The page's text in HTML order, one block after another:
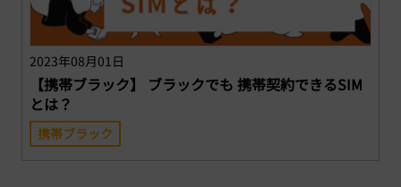
2023年08月01日
【携帯ブラック】 ブラックでも 携帯契約できるSIM
とは？
携帯ブラック